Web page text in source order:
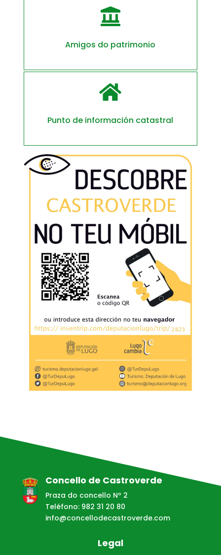

Amigos do patrimonio

Punto de información catastral
Concello de Castroverde
Praza do concello Nº 2
Teléfono: 982 31 20 80
info@concellodecastroverde.com
Legal